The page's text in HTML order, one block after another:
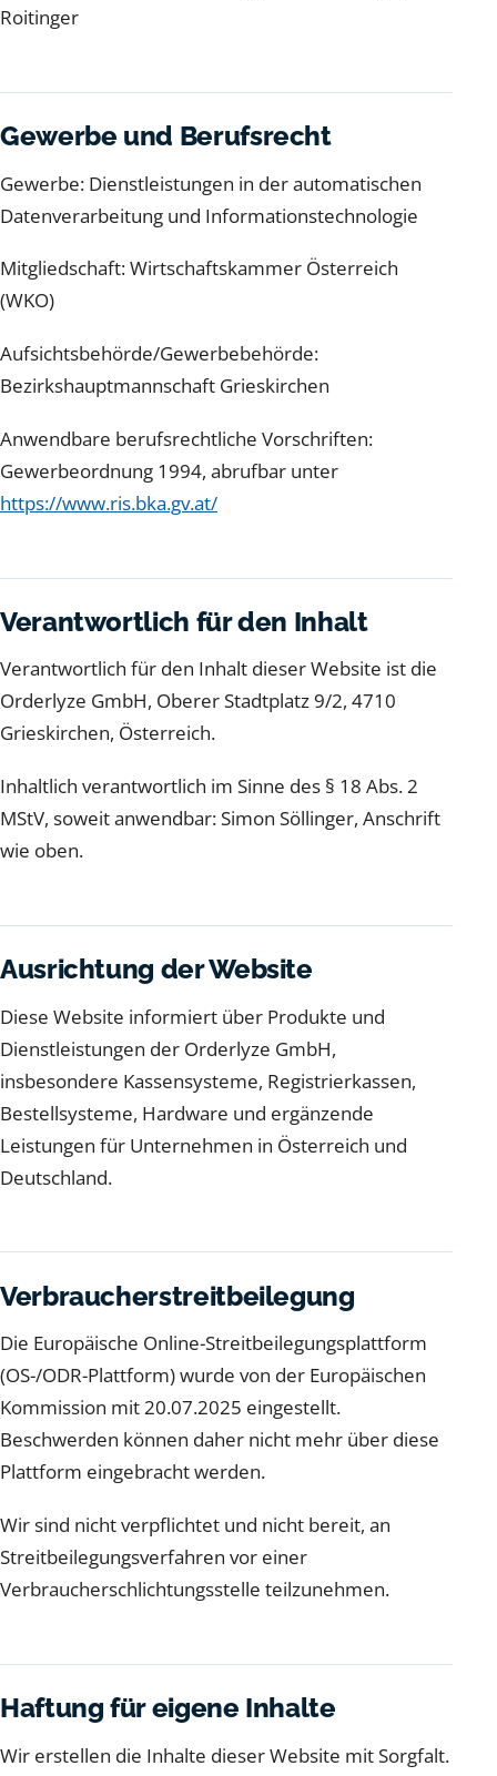
Roitinger
Gewerbe und Berufsrecht
Gewerbe: Dienstleistungen in der automatischen
Datenverarbeitung und Informationstechnologie
Mitgliedschaft: Wirtschaftskammer Österreich
(WKO)
Aufsichtsbehörde/Gewerbebehörde:
Bezirkshauptmannschaft Grieskirchen
Anwendbare berufsrechtliche Vorschriften:
Gewerbeordnung 1994, abrufbar unter
https://www.ris.bka.gv.at/
Verantwortlich für den Inhalt
Verantwortlich für den Inhalt dieser Website ist die
Orderlyze GmbH, Oberer Stadtplatz 9/2, 4710
Grieskirchen, Österreich.
Inhaltlich verantwortlich im Sinne des § 18 Abs. 2
MStV, soweit anwendbar: Simon Söllinger, Anschrift
wie oben.
Ausrichtung der Website
Diese Website informiert über Produkte und
Dienstleistungen der Orderlyze GmbH,
insbesondere Kassensysteme, Registrierkassen,
Bestellsysteme, Hardware und ergänzende
Leistungen für Unternehmen in Österreich und
Deutschland.
Verbraucherstreitbeilegung
Die Europäische Online-Streitbeilegungsplattform
(OS-/ODR-Plattform) wurde von der Europäischen
Kommission mit 20.07.2025 eingestellt.
Beschwerden können daher nicht mehr über diese
Plattform eingebracht werden.
Wir sind nicht verpflichtet und nicht bereit, an
Streitbeilegungsverfahren vor einer
Verbraucherschlichtungsstelle teilzunehmen.
Haftung für eigene Inhalte
Wir erstellen die Inhalte dieser Website mit Sorgfalt.